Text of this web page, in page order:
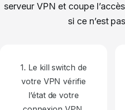
serveur VPN et coupe
si ce n’est
1. Le kill switch de
votre VPN vérifie
l’état de votre